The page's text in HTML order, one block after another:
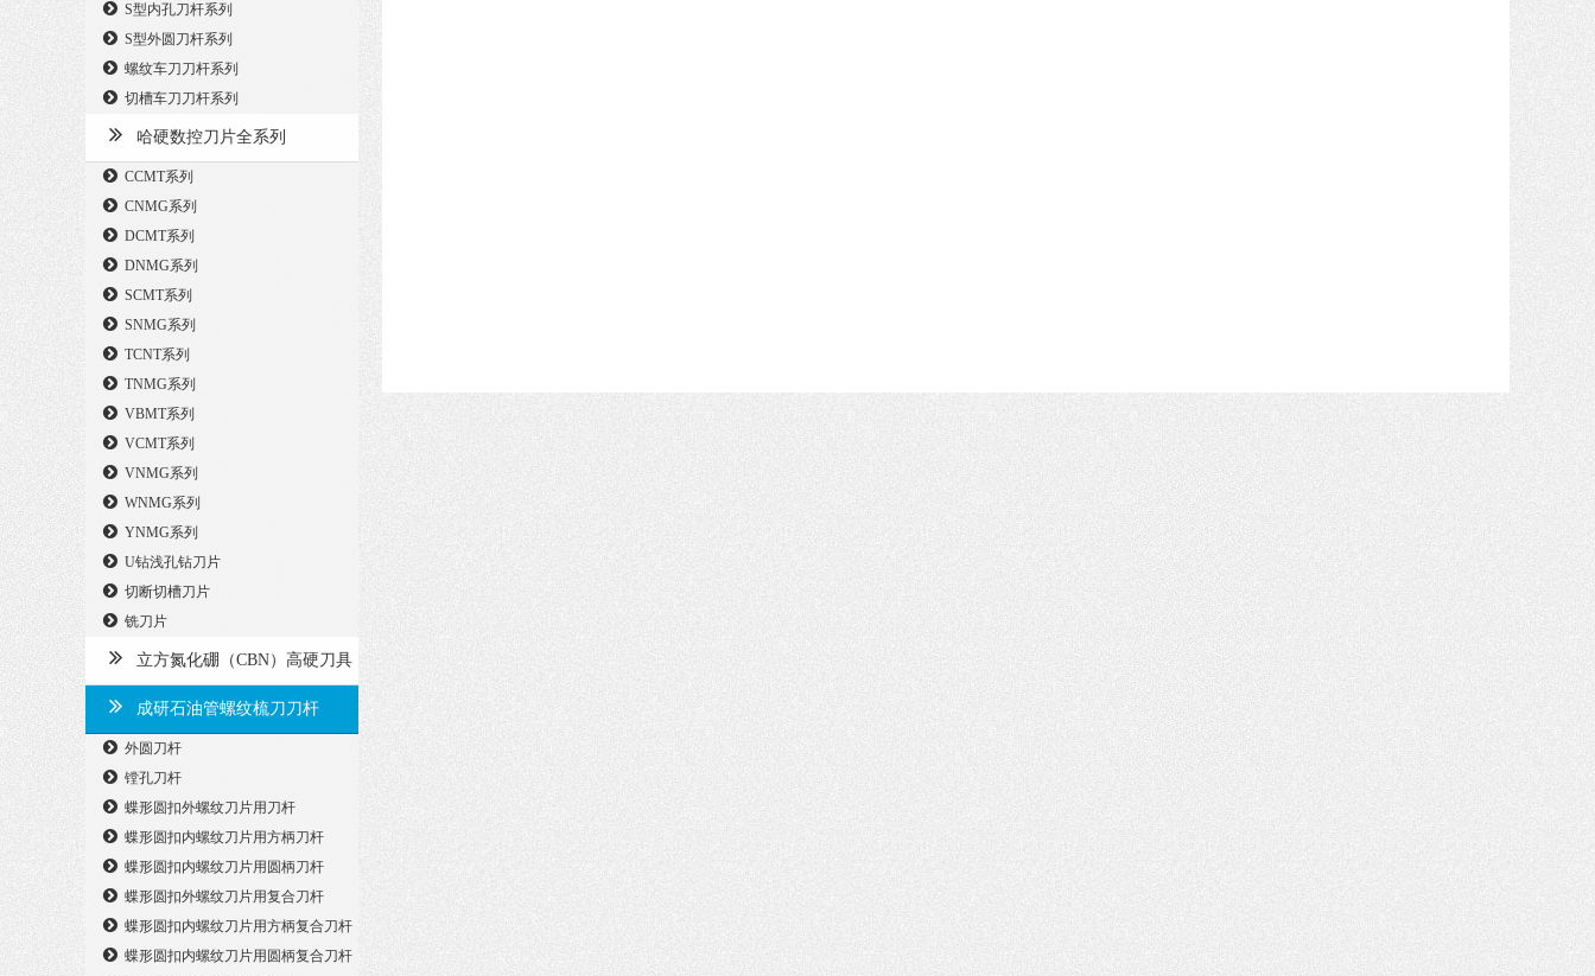
S型内孔刀杆系列
S型外圆刀杆系列
螺纹车刀刀杆系列
切槽车刀刀杆系列
哈硬数控刀片全系列
CCMT系列
CNMG系列
DCMT系列
DNMG系列
SCMT系列
SNMG系列
TCNT系列
TNMG系列
VBMT系列
VCMT系列
VNMG系列
WNMG系列
YNMG系列
U钻浅孔钻刀片
切断切槽刀片
铣刀片
立方氮化硼（CBN）高硬刀具
成研石油管螺纹梳刀刀杆
外圆刀杆
镗孔刀杆
蝶形圆扣外螺纹刀片用刀杆
蝶形圆扣内螺纹刀片用方柄刀杆
蝶形圆扣内螺纹刀片用圆柄刀杆
蝶形圆扣外螺纹刀片用复合刀杆
蝶形圆扣内螺纹刀片用方柄复合刀杆
蝶形圆扣内螺纹刀片用圆柄复合刀杆